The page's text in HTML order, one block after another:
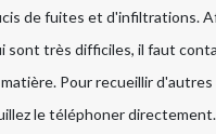
de fuites et d'infiltrations.
sont très difficiles, il faut
Pour recueillir d'autres
le téléphoner